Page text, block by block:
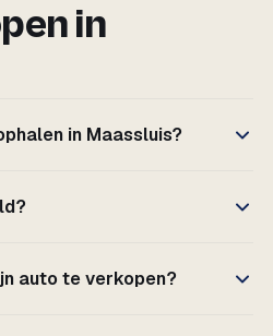
in
in Maassluis?
auto te verkopen?